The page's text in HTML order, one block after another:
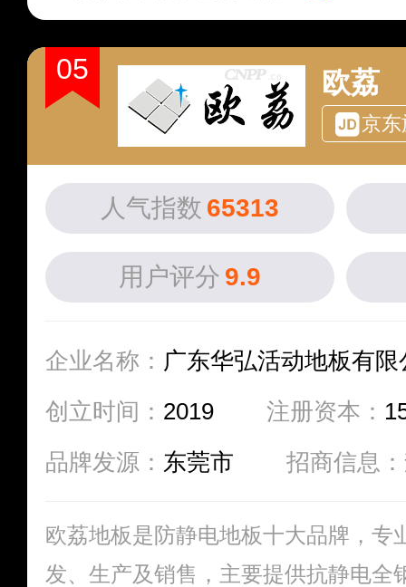
05 欧荔
京
人气指数 65313
用户评分 9.9
企业名称： 广东华弘活动地板有限
创立时间： 2019 注册资本：
品牌发源： 东莞市 招商信息：
欧荔地板是防静电地板十大品牌，专
发、生产及销售，主要提供抗静电全